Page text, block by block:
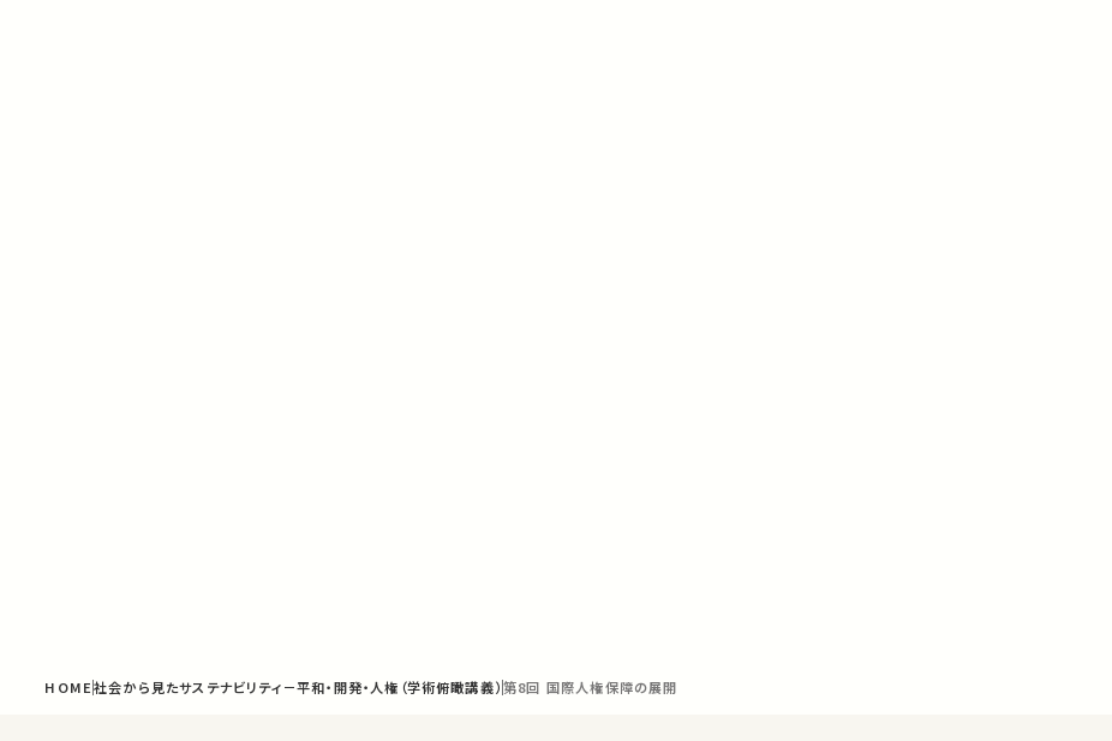
HOME社会から見たサステナビリティ－平和・開発・人権（学術俯瞰講義）第8回 国際人権保障の展開